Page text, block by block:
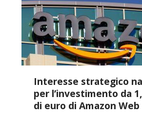
Interesse strategico
per l’investimento da
di euro di Amazon Web